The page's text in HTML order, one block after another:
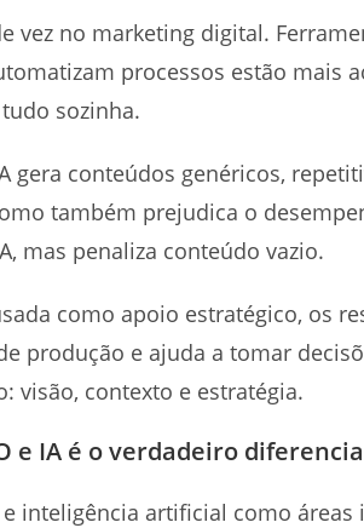
vez no marketing digital.
processos estão mais
sozinha.
gera conteúdos genéricos,
também prejudica o
mas penaliza conteúdo vazio.
como apoio estratégico, os
produção e ajuda a tomar
visão, contexto e estratégia.
e IA é o verdadeiro
inteligência artificial como